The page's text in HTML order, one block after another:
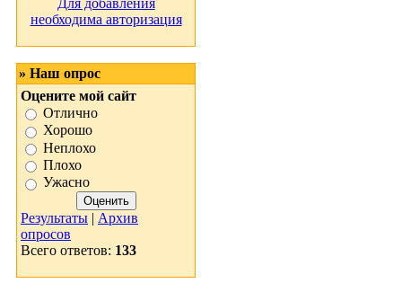
Для добавления
необходима авторизация
» Наш опрос
Оцените мой сайт
Отлично
Хорошо
Неплохо
Плохо
Ужасно
Результаты | Архив
опросов
Всего ответов: 133